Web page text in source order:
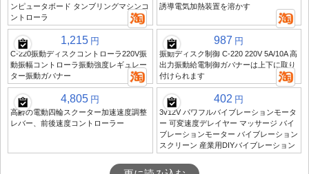
ンピュータボード タンブリングマシンコ
ントローラ
誘導電気加熱装置を溶かす
1,215 円
C-220振動ディスクコントローラ220V振
動振幅コントローラ振動強度レギュレー
ター振動ガバナー
987 円
振動ディスク制御 C-220 220V 5A/10A 高
出力振動給電制御ガバナーは上下に取り
付けられます
4,805 円
高齢の電動四輪スクーター加速速度調整
レバー、前後速度コントローラー
402 円
3v12V パワフルバイブレーションモータ
ー 可変速度デレイヤー マッサージ バイ
ブレーションモーター バイブレーション
スクリーン 産業用DIYバイブレーション